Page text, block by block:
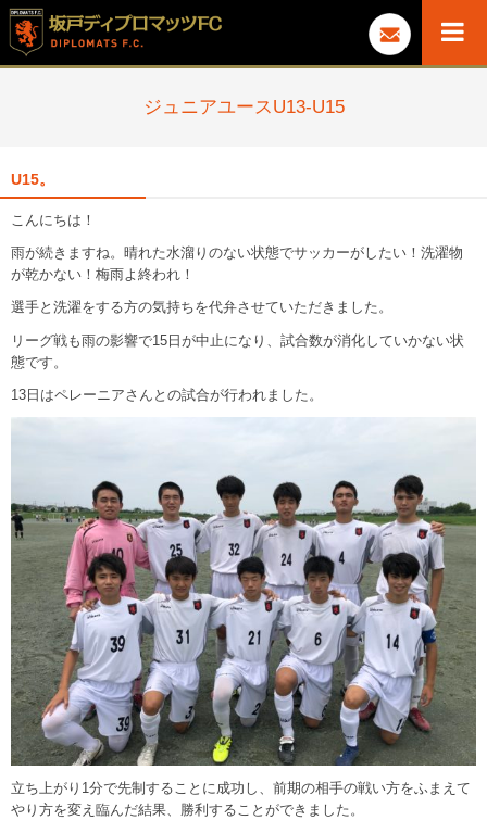
ジュニアユースU13-U15
U15。
こんにちは！
雨が続きますね。晴れた水溜りのない状態でサッカーがしたい！洗濯物
が乾かない！梅雨よ終われ！
選手と洗濯をする方の気持ちを代弁させていただきました。
リーグ戦も雨の影響で15日が中止になり、試合数が消化していかない状
態です。
13日はペレーニアさんとの試合が行われました。
立ち上がり1分で先制することに成功し、前期の相手の戦い方をふまえて
やり方を変え臨んだ結果、勝利することができました。